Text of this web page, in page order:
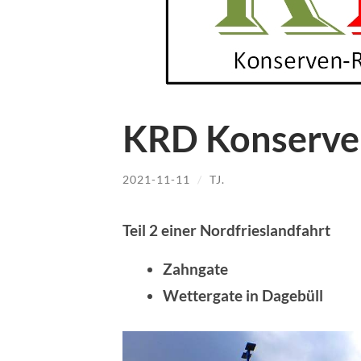
KRD
2021-11-11 / TJ.
Teil 2 einer Nordfrieslandfahrt
Zahngate
Wettergate in Dagebüll